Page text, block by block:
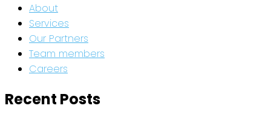
About
Services
Our Partners
Team members
Careers
Recent Posts